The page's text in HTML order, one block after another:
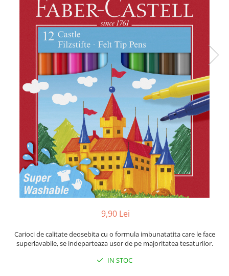
Perforatoare
Hârtie / Produse din hârtie
Carton Color
Cuburi din Hârtie / Notițe Adezive
Etichete Autocolante
Hârtie Color
Hârtie Foto
Notes Adeziv
Plicuri
Registre / Repertoare
Role Casă de Marcat
Instrumente de scris
9,90 Lei
Carioci de calitate deosebita cu o formula imbunatatita care le face
superlavabile, se indeparteaza usor de pe majoritatea tesaturilor.
IN STOC